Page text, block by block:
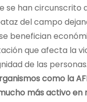
se han circunscrito
del campo
benefician
que afecta la
de las personas.
como la
más activo en